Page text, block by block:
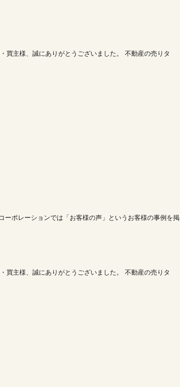
買主様、誠にありがとうございました。 不動産の売りタ
ポレーションでは「お客様の声」というお客様の事例を掲
買主様、誠にありがとうございました。 不動産の売りタ